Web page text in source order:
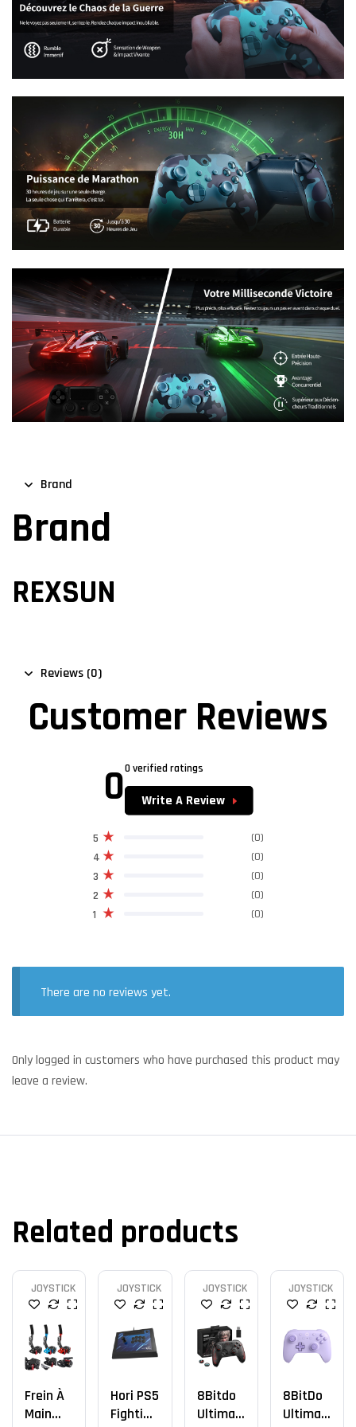
Brand
Brand
REXSUN
Reviews (0)
Customer Reviews
00 verified ratings
Write A Review
1 (0)
2 (0)
3 (0)
4 (0)
5 (0)
There are no reviews yet.
Only logged in customers who have purchased this product may
leave a review.
Related products
JOYSTICK
Frein À
Main
JOYSTICK
Hori PS5
Fighting
JOYSTICK
8Bitdo
Ultimat
JOYSTICK
8BitDo
Ultimat